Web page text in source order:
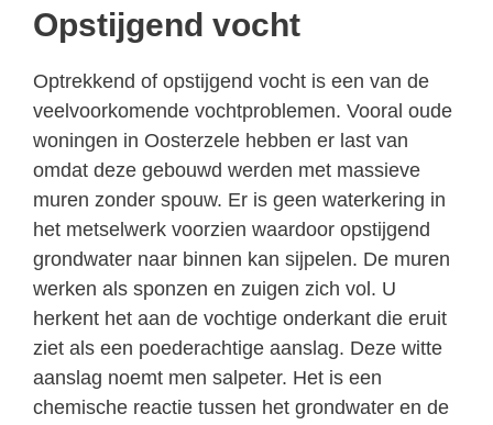
Opstijgend vocht
Optrekkend of opstijgend vocht is een van de
veelvoorkomende vochtproblemen. Vooral oude
woningen in Oosterzele hebben er last van
omdat deze gebouwd werden met massieve
muren zonder spouw. Er is geen waterkering in
het metselwerk voorzien waardoor opstijgend
grondwater naar binnen kan sijpelen. De muren
werken als sponzen en zuigen zich vol. U
herkent het aan de vochtige onderkant die eruit
ziet als een poederachtige aanslag. Deze witte
aanslag noemt men salpeter. Het is een
chemische reactie tussen het grondwater en de